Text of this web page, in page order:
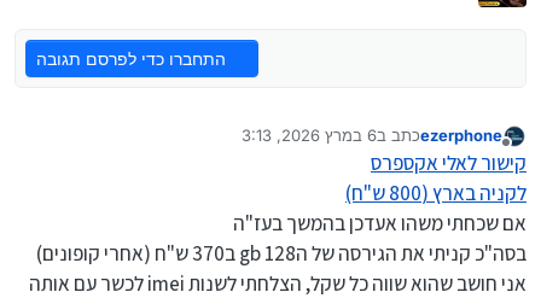
התחברו כדי לפרסם תגובה
מנותק
ezerphoneכתב ב6 במרץ 2026, 3:13
נערך לאחרונה על ידי ClickAndGo3 ביוני 2026, 9:48
קישור לאלי אקספרס
לקניה בארץ (800 ש"ח)
אם שכחתי משהו אעדכן בהמשך בעז"ה
בסה"כ קניתי את הגירסה של ה128 gb ב370 ש"ח (אחרי קופונים)
אני חושב שהוא שווה כל שקל, הצלחתי לשנות imei לכשר עם אותה